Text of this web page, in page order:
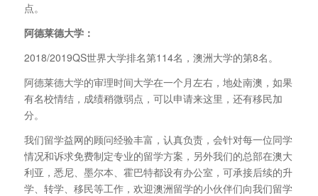
点。
阿德莱德大学：
2018/2019QS世界大学排名第114名，澳洲大学的第8名。
阿德莱德大学的审理时间大学在一个月左右，地处南澳，如果
有名校情结，成绩稍微弱点，可以申请来这里，还有移民加
分。
我们留学益网的顾问经验丰富，认真负责，会针对每一位同学
情况和诉求免费制定专业的留学方案，另外我们的总部在澳大
利亚，悉尼、墨尔本、霍巴特都设有办公室，可承接后续的升
学、转学、移民等工作，欢迎澳洲留学的小伙伴们向我们留学